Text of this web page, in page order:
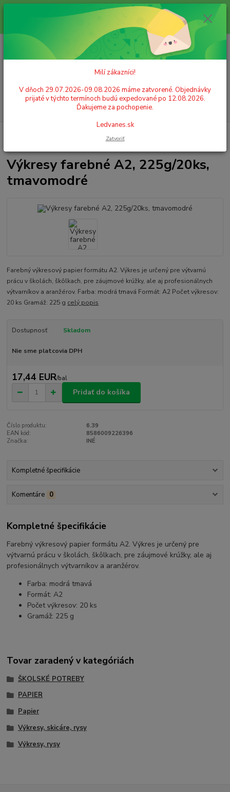
Milí zákazníci! V dňoch 29.07.2026-09.08.2026 máme zatvorené.
Objednávky prijaté v týchto termínoch budú expedované po 12.08.2026.
Ďakujeme za pochopenie. Ledvanes.sk
+421 908 755 958
Po. - Pia. od 9:00 hod. - 16:00 hod.
za0,00 EUR
Výkresy farebné A2, 225g/20ks,
tmavomodré
Farebný výkresový papier formátu A2. Výkres je určený pre výtvarnú
prácu v školách, škôlkach, pre záujmové krúžky, ale aj profesionálnych
výtvarníkov a aranžérov. Farba: modrá tmavá Formát: A2 Počet výkresov:
20 ks Gramáž: 225 g celý popis
Dostupnosť Skladom
Nie sme platcovia DPH
17,44 EUR/bal
Pridať do košíka
Číslo produktu:
6.39
EAN kód:
8586009226396
Značka:
INÉ
Kompletné špecifikácie
Komentáre 0
Kompletné špecifikácie
Farebný výkresový papier formátu A2. Výkres je určený pre
výtvarnú prácu v školách, škôlkach, pre záujmové krúžky, ale aj
profesionálnych výtvarníkov a aranžérov.
Farba: modrá tmavá
Formát: A2
Počet výkresov: 20 ks
Gramáž: 225 g
Tovar zaradený v kategóriách
ŠKOLSKÉ POTREBY
PAPIER
Papier
Výkresy, skicáre, rysy
Výkresy, rysy
Milí zákazníci!
V dňoch 29.07.2026-09.08.2026 máme zatvorené. Objednávky
prijaté v týchto termínoch budú expedované po 12.08.2026.
Ďakujeme za pochopenie.
Ledvanes.sk
Zatvoriť